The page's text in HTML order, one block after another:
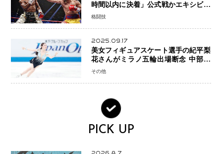
時間以内に決着」公式戦かエキシビシ
ョンか混迷続く
格闘技
2025.09.17
美女フィギュアスケート選手の紀平梨
花さんがミラノ五輪出場断念 中部選
手権欠場を発表「安全最優先の判断」
その他
PICK UP